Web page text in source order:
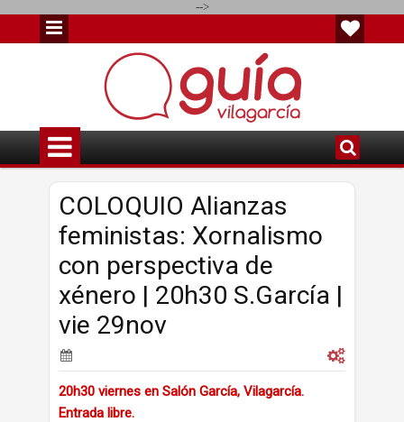
-->
COLOQUIO Alianzas
feministas: Xornalismo
con perspectiva de
xénero | 20h30 S.García |
vie 29nov
20h30 viernes en Salón García, Vilagarcía.
Entrada libre.